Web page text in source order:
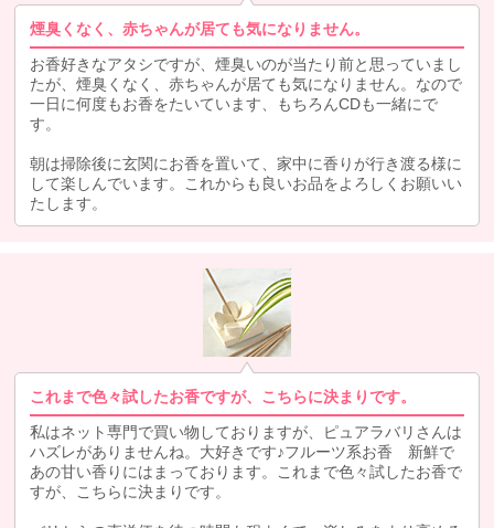
煙臭くなく、赤ちゃんが居ても気になりません。
お香好きなアタシですが、煙臭いのが当たり前と思っていまし
たが、煙臭くなく、赤ちゃんが居ても気になりません。なので
一日に何度もお香をたいています、もちろんCDも一緒にで
す。
朝は掃除後に玄関にお香を置いて、家中に香りが行き渡る様に
して楽しんでいます。これからも良いお品をよろしくお願いい
たします。
これまで色々試したお香ですが、こちらに決まりです。
私はネット専門で買い物しておりますが、ピュアラバリさんは
ハズレがありませんね。大好きです♪フルーツ系お香 新鮮で
あの甘い香りにはまっております。これまで色々試したお香で
すが、こちらに決まりです。